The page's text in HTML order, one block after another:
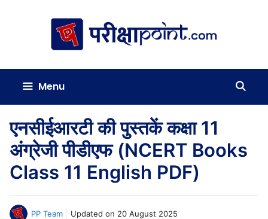
Menu
एनसीईआरटी की पुस्तकें कक्षा 11
अंग्रेजी पीडीएफ (NCERT Books
Class 11 English PDF)
PP Team Updated on 20 August 2025